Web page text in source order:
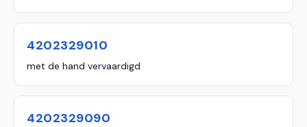
4202329010
met de hand vervaardigd
4202329090